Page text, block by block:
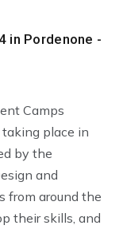
in Pordenone -
Camps
place in
by the
and
from around the
their skills, and